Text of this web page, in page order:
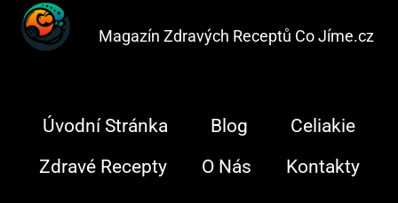
Magazín Zdravých Receptů Co Jíme.cz
Úvodní Stránka Blog
Celiakie
Zdravé Recepty
O Nás Kontakty